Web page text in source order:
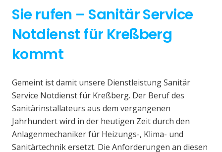
Sie rufen – Sanitär Service
Notdienst für Kreßberg
kommt
Gemeint ist damit unsere Dienstleistung Sanitär
Service Notdienst für Kreßberg. Der Beruf des
Sanitärinstallateurs aus dem vergangenen
Jahrhundert wird in der heutigen Zeit durch den
Anlagenmechaniker für Heizungs-, Klima- und
Sanitärtechnik ersetzt. Die Anforderungen an diesen